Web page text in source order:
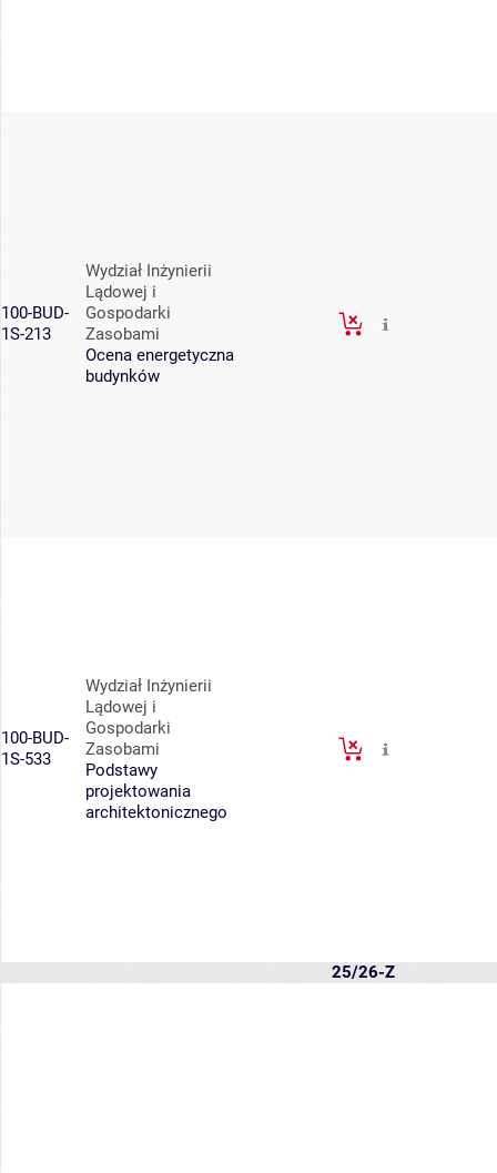
100-BUD-
1S-213
Wydział Inżynierii
Lądowej i
Gospodarki
Zasobami
Ocena energetyczna
budynków
100-BUD-
1S-533
Wydział Inżynierii
Lądowej i
Gospodarki
Zasobami
Podstawy
projektowania
architektonicznego
25/26-Z